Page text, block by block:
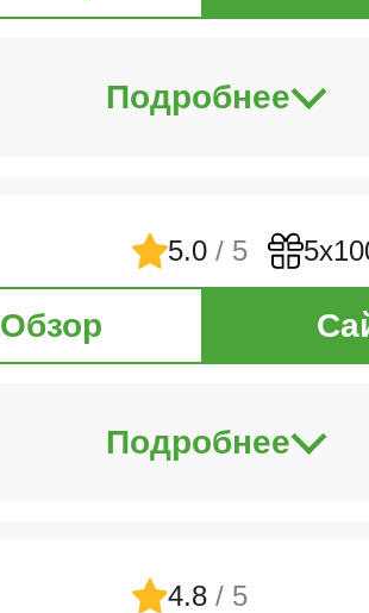
Подробнее
5.0 / 5
Обзор
Подробнее
4.8 / 5